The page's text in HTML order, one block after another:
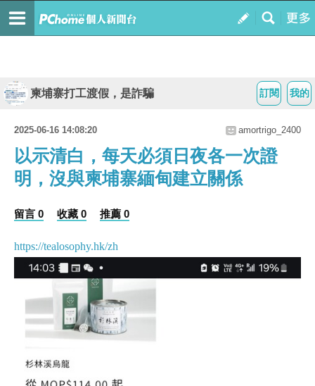
我的
訂閱
柬埔寨打工渡假，是詐騙
2025-06-16 14:08:20 amortrigo_2400
以示清白，每天必須日夜各一次證
明，沒與柬埔寨緬甸建立關係
留言 0 收藏 0 推薦 0
https://tealosophy.hk/zh